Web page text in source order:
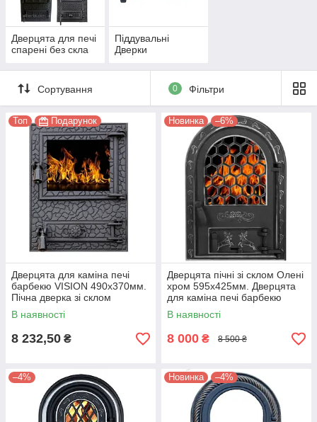
Дверцята для печі
спарені без скла
Піддувальні
Дверки
Сортування 0 Фільтри
Топ Подарунок
Дверцята для каміна печі
барбекю VISION 490x370мм.
Пічна дверка зі склом
В наявності
8 232,50 ₴
Новинка –6%
Дверцята пічні зі склом Олені
хром 595х425мм. Дверцята
для каміна печі барбекю
В наявності
8 000 ₴ 8 500 ₴
–4% Новинка –4%